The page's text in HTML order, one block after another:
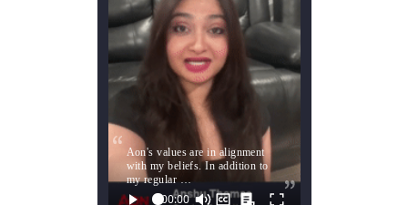
Aon's values are in alignment
with my beliefs. In addition to
my regular …